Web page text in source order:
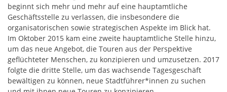
beginnt sich mehr und mehr auf eine hauptamtliche
Geschäftsstelle zu verlassen, die insbesondere die
organisatorischen sowie strategischen Aspekte im Blick hat.
Im Oktober 2015 kam eine zweite hauptamtliche Stelle hinzu,
um das neue Angebot, die Touren aus der Perspektive
geflüchteter Menschen, zu konzipieren und umzusetzen. 2017
folgte die dritte Stelle, um das wachsende Tagesgeschäft
bewältigen zu können, neue Stadtführer*innen zu suchen